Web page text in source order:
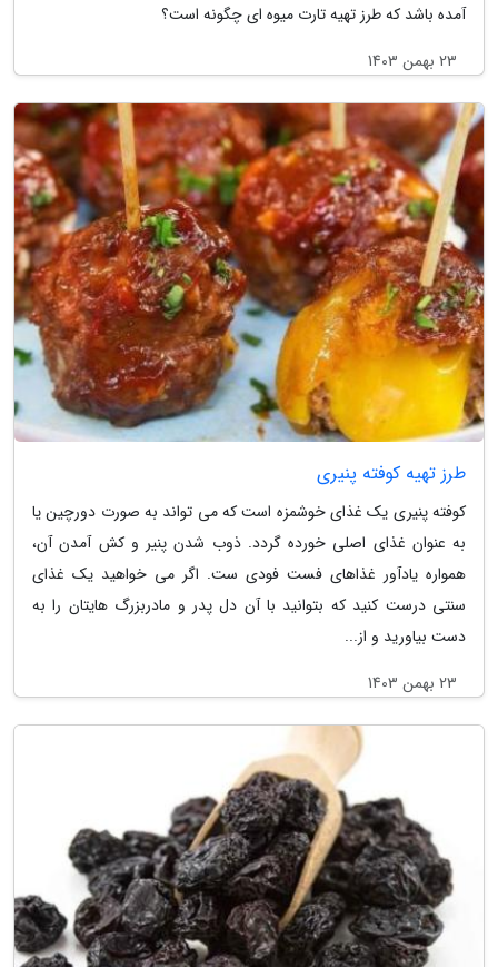
آمده باشد که طرز تهیه تارت میوه ای چگونه است؟
23 بهمن 1403
طرز تهیه کوفته پنیری
کوفته پنیری یک غذای خوشمزه است که می تواند به صورت دورچین یا
به عنوان غذای اصلی خورده گردد. ذوب شدن پنیر و کش آمدن آن،
همواره یادآور غذاهای فست فودی ست. اگر می خواهید یک غذای
سنتی درست کنید که بتوانید با آن دل پدر و مادربزرگ هایتان را به
دست بیاورید و از...
23 بهمن 1403